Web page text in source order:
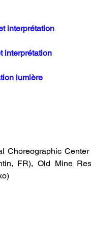
interprétation
interprétation
lumière
Choreographic
FR), Old Mine